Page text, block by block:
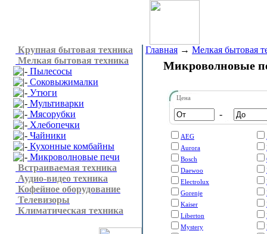
Крупная бытовая техника
Мелкая бытовая техника
Пылесосы
Соковыжималки
Утюги
Мультиварки
Мясорубки
Хлебопечки
Чайники
Кухонные комбайны
Микроволновые печи
Встраиваемая техника
Аудио-видео техника
Кофейное оборудование
Телевизоры
Климатическая техника
Главная → Мелкая бытовая
Микроволновые
Цена
-
AEG
Aurora
Bosch
Daewoo
Electrolux
Gorenje
Kaiser
Liberton
Mystery